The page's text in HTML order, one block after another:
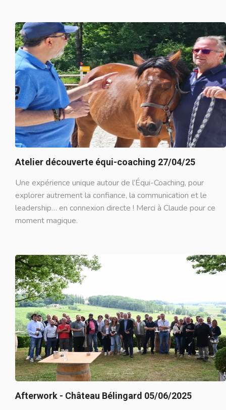
Atelier découverte équi-coaching 27/04/25
Une expérience unique autour de l’Équi-Coaching, pour
explorer autrement la confiance, la communication et le
leadership… en connexion directe ! Merci à Claude pour ce
moment magique.
Afterwork - Château Bélingard 05/06/2025